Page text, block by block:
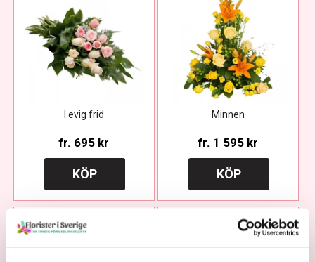
I evig frid
fr. 695 kr
KÖP
Minnen
fr. 1 595 kr
KÖP